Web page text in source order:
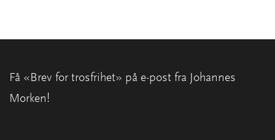
Få «Brev for trosfrihet» på e-post fra Johannes
Morken!